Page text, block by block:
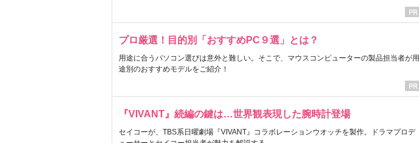
プロ厳選！目的別「おすすめPC９選」とは？
用途に合うパソコン選びは意外と難しい。そこで、マウスコンピューターの製品担当者が用
途別のおすすめモデルをご紹介！
『VIVANT』続編の鍵は…世界観表現した腕時計登場
セイコーが、TBS系日曜劇場『VIVANT』コラボレーションウオッチを製作。ドラマプロデ